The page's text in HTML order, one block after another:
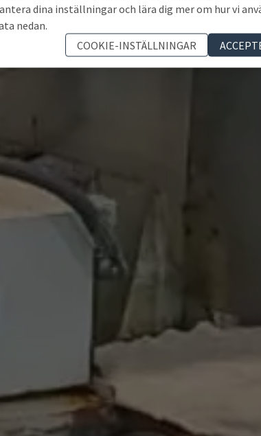
dina inställningar och lära dig mer om hur vi
nedan.
COOKIE-INSTÄLLNINGAR